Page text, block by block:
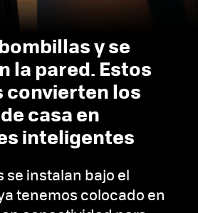
y se
la pared. Estos
convierten los
casa en
inteligentes
se instalan bajo el
tenemos colocado en